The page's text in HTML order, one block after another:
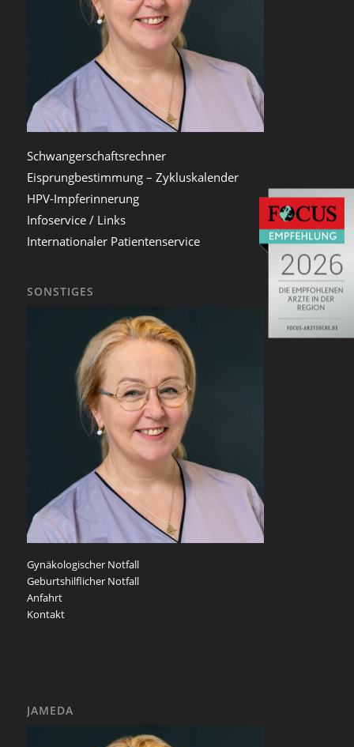
Schwangerschaftsrechner
Eisprungbestimmung – Zykluskalender
HPV-Impferinnerung
Infoservice / Links
Internationaler Patientenservice
SONSTIGES
Gynäkologischer Notfall
Geburtshilflicher Notfall
Anfahrt
Kontakt
JAMEDA